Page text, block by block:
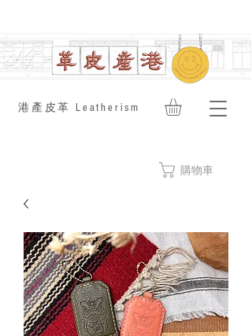
​港產皮革 Leatherism
購物車